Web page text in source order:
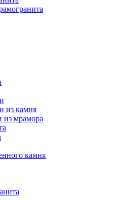
из камня
из мрамора
камня